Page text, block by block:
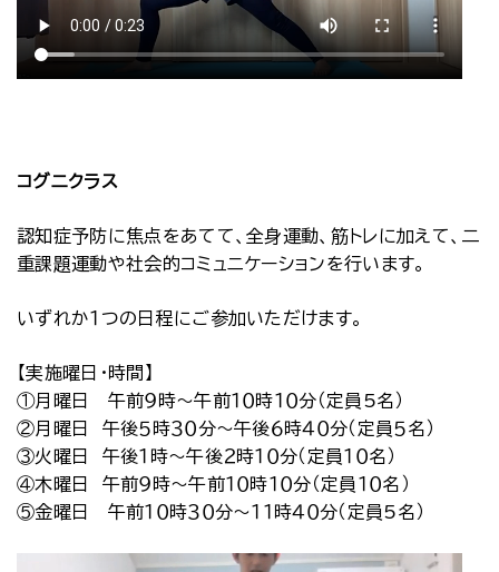
コグニクラス
認知症予防に焦点をあてて、全身運動、筋トレに加えて、二
重課題運動や社会的コミュニケーションを行います。
いずれか１つの日程にご参加いただけます。
【実施曜日・時間】
①月曜日 午前９時～午前１０時１０分（定員5名）
②月曜日 午後５時３０分～午後６時４０分（定員５名）
③火曜日 午後１時～午後２時１０分（定員１０名）
④木曜日 午前９時～午前１０時１０分（定員１０名）
⑤金曜日 午前１０時３０分～１１時４０分（定員5名）